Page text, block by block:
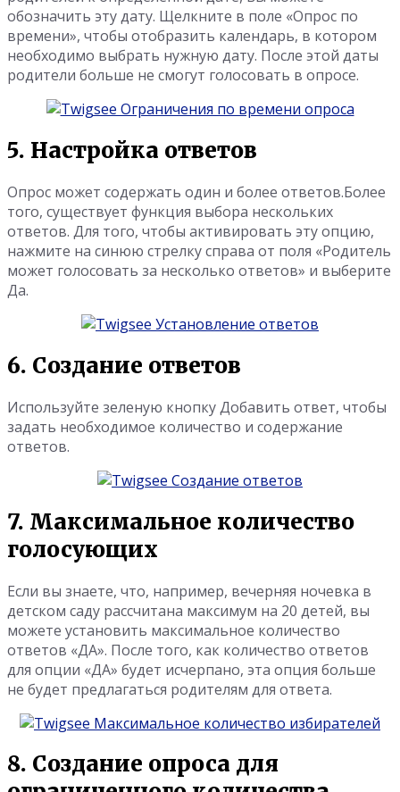
обозначить эту дату. Щелкните в поле «Опрос по
времени», чтобы отобразить календарь, в котором
необходимо выбрать нужную дату. После этой даты
родители больше не смогут голосовать в опросе.
5. Настройка ответов
Опрос может содержать один и более ответов.Более
того, существует функция выбора нескольких
ответов. Для того, чтобы активировать эту опцию,
нажмите на синюю стрелку справа от поля «Родитель
может голосовать за несколько ответов» и выберите
Да.
6. Создание ответов
Используйте зеленую кнопку Добавить ответ, чтобы
задать необходимое количество и содержание
ответов.
7. Максимальное количество
голосующих
Если вы знаете, что, например, вечерняя ночевка в
детском саду рассчитана максимум на 20 детей, вы
можете установить максимальное количество
ответов «ДА». После того, как количество ответов
для опции «ДА» будет исчерпано, эта опция больше
не будет предлагаться родителям для ответа.
8. Создание опроса для